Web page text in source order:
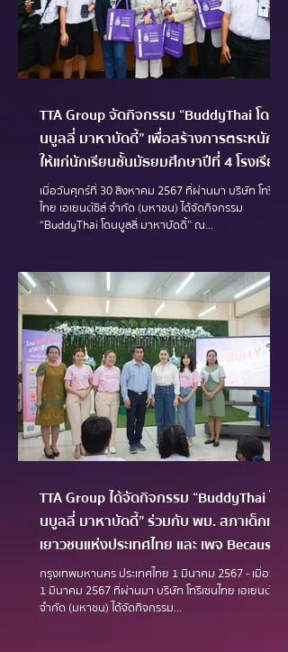
TTA Group จัดกิจกรรม “BuddyThai โด
นบูลลี่ มาหาบัดดี้” เพื่อสร้างการตระหนักรู้
ให้แก่นักเรียนชั้นมัธยมศึกษาปีที่ 4 โรงเรียน
กรุงเทพคริสเตียนวิทยาลัย
เมื่อวันศุกร์ที่ 30 สิงหาคม 2567 ที่ผ่านมา บริษัท โทรีเซน
ไทย เอเยนต์ซีส์ จำกัด (มหาชน) ได้จัดกิจกรรม
“BuddyThai โดนบูลลี่ มาหาบัดดี้” ณ...
TTA Group ได้จัดกิจกรรม “BuddyThai โด
นบูลลี่ มาหาบัดดี้” ร่วมกับ พม. สภาเด็กและ
เยาวชนแห่งประเทศไทย และ เพจ Because
We Care ภายใต้โครงการ “CYC Plus รู้ รัก
ในวัยเรียน” โรงเรียนมัธยมบ้านบางกะปิ
กรุงเทพมหานคร ประเทศไทย 1 มีนาคม 2567 - เมื่อวันที่
1 มีนาคม 2567 ที่ผ่านมา บริษัท โทรีเซนไทย เอเยนต์ซีส์
จำกัด (มหาชน) ได้จัดกิจกรรม...